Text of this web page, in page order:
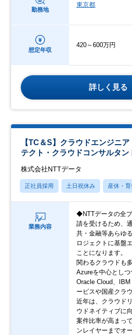
勤務地
東京都
想定年収
420～600万円
詳しく見る
【TC＆S】クラウドエンジニ
テクト・クラウドコンサルタン
株式会社NTTデータ
正社員採用 土日祝休み 産休・育
業務内容
◆NTTデータの全
請を受けるため、
共・金融等あらゆ
ロジェクトに基盤
ことになります。
関わるクラウドも
Azureを中心としつ
Oracle Cloud、
ービスや国産クラ
近年は、クラウド
ウドネイティブに
案件比率が高まっ
ンレイヤーまでオ